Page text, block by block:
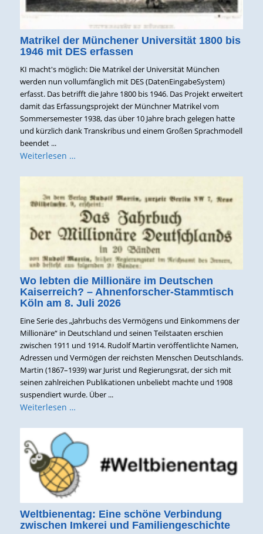
Matrikel der Münchener Universität 1800 bis
1946 mit DES erfassen
KI macht's möglich: Die Matrikel der Universität München
werden nun vollumfänglich mit DES (DatenEingabeSystem)
erfasst. Das betrifft die Jahre 1800 bis 1946. Das Projekt erweitert
damit das Erfassungsprojekt der Münchner Matrikel vom
Sommersemester 1938, das über 10 Jahre brach gelegen hatte
und kürzlich dank Transkribus und einem Großen Sprachmodell
beendet ...
Weiterlesen …
Wo lebten die Millionäre im Deutschen
Kaiserreich? – Ahnenforscher-Stammtisch
Köln am 8. Juli 2026
Eine Serie des „Jahrbuchs des Vermögens und Einkommens der
Millionäre“ in Deutschland und seinen Teilstaaten erschien
zwischen 1911 und 1914. Rudolf Martin veröffentlichte Namen,
Adressen und Vermögen der reichsten Menschen Deutschlands.
Martin (1867–1939) war Jurist und Regierungsrat, der sich mit
seinen zahlreichen Publikationen unbeliebt machte und 1908
suspendiert wurde. Über ...
Weiterlesen …
Weltbienentag: Eine schöne Verbindung
zwischen Imkerei und Familiengeschichte